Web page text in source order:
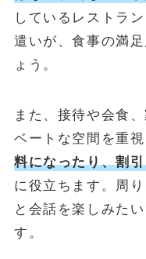
しているレストラ
遣いが、食事の満
ょう。
また、接待や会食
ベートな空間を重
料になったり、割
に役立ちます。周
と会話を楽しみた
す。